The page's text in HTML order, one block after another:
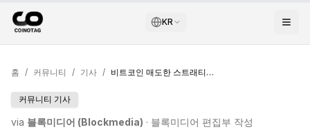
KR
홈 / 커뮤니티 / 기사 / 비트코인 매도한 스트래티지, 주가 4개월 최저
커뮤니티 기사
via 블록미디어 (Blockmedia) · 블록미디어 편집부 작성